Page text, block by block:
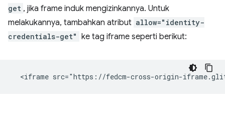
get , jika frame induk mengizinkannya. Untuk
melakukannya, tambahkan atribut allow="identity-
credentials-get" ke tag iframe seperti berikut: